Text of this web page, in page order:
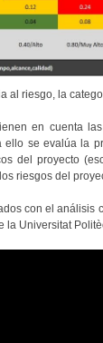
al riesgo, la
en cuenta
se evalúa la
del proyecto
riesgos del
con el
la Universitat